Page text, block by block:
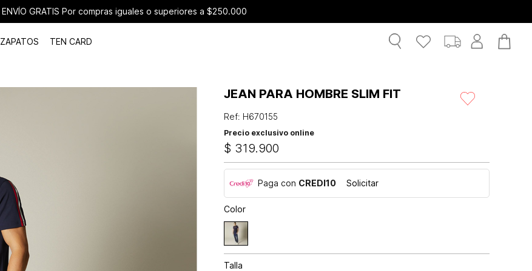
ENVÍO GRATIS Por compras iguales o superiores a $250.000
ZAPATOS TEN CARD
JEAN PARA HOMBRE SLIM FIT
Ref: H670155
Precio exclusivo online
$ 319.900
Paga con CREDI10 Solicitar
Color
Talla